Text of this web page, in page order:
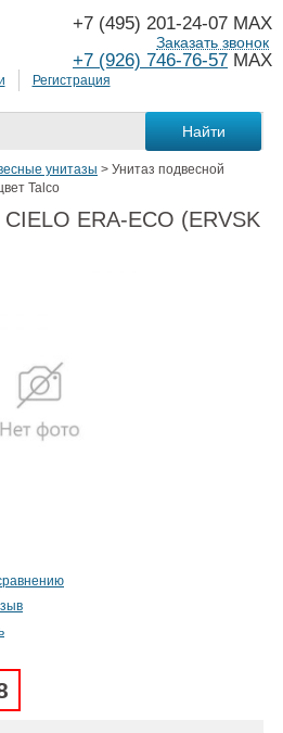
Регистрация
+7 (495) 201-24-07 MAX
+7 (926) 746-76-57 MAX
Заказать звонок
унитазы > Унитаз подвесной
Talco
ERA-ECO (ERVSK